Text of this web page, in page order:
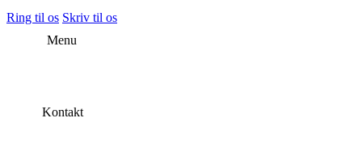
Ring til os Skriv til os
Menu
Kontakt